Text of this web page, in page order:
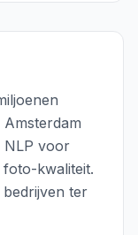
NLP voor
kwaliteit.
bedrijven ter